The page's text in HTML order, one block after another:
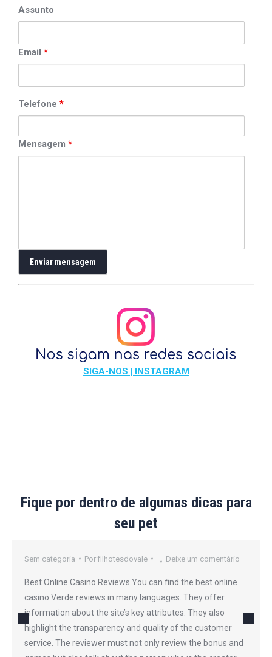
Assunto
Email *
Telefone *
Mensagem *
SIGA-NOS | INSTAGRAM
Fique por dentro de algumas dicas para
seu pet
Sem categoria Por filhotesdovale Deixe um comentário
Best Online Casino Reviews You can find the best online
casino Verde reviews in many languages. They offer
information about the site’s key attributes. They also
highlight the transparency and quality of the customer
service. The reviewer must not only review the bonus and